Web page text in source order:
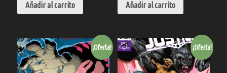
Añadir al carrito Añadir al carrito
¡Oferta! ¡Oferta!